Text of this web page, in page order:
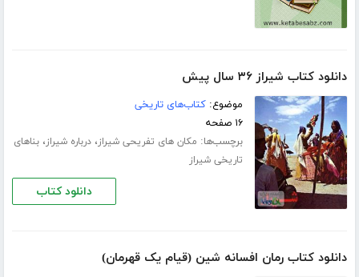
دانلود کتاب شیراز ۳۶ سال پیش
موضوع:کتاب‌های تاریخی
۱۶ صفحه
برچسب‌ها: مکان های تفریحی شیراز،درباره شیراز،بناهای
تاریخی شیراز
دانلود کتاب
دانلود کتاب رمان افسانه شین (قیام یک قهرمان)